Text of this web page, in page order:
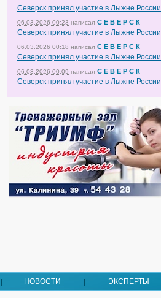
Северск принял участие в Лыжне России
06.03.2026 00:23 написал С Е В Е Р С К
Северск принял участие в Лыжне России
06.03.2026 00:18 написал С Е В Е Р С К
Северск принял участие в Лыжне России
06.03.2026 00:09 написал С Е В Е Р С К
Северск принял участие в Лыжне России
НОВОСТИ ЭКСПЕРТЫ